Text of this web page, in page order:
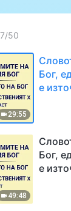
/50
29:55
Бог,
е
49:48
Бог,
е